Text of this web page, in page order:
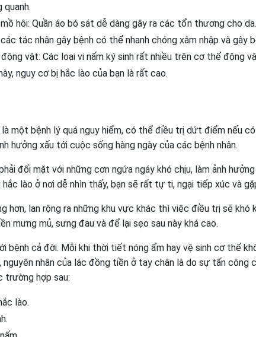
quanh.
hôi: Quần áo bó sát dễ dàng gây ra các tổn thương cho
tác nhân gây bệnh có thể nhanh chóng xâm nhập và gây
vật: Các loại vi nấm ký sinh rất nhiều trên cơ thể động
nguy cơ bị hắc lào của bạn là rất cao.
một bệnh lý quá nguy hiểm, có thể điều trị dứt điểm nếu
hưởng xấu tới cuộc sống hàng ngày của các bệnh nhân.
đối mặt với những cơn ngứa ngáy khó chịu, làm ảnh
lào ở nơi dễ nhìn thấy, bạn sẽ rất tự ti, ngại tiếp xúc và
hơn, lan rộng ra những khu vực khác thì việc điều trị sẽ khó
mưng mủ, sưng đau và để lại sẹo sau này khá cao.
bệnh cả đời. Mỗi khi thời tiết nóng ẩm hay vệ sinh cơ thể
nhân của lác đồng tiền ở tay chân là do sự tấn công
trường hợp sau:
lào.